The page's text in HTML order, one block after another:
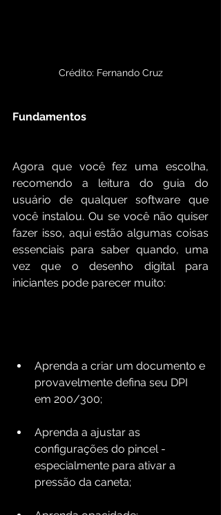
Crédito: Fernando Cruz
Fundamentos
Agora que você fez uma escolha,
recomendo a leitura do guia do
usuário de qualquer software que
você instalou. Ou se você não quiser
fazer isso, aqui estão algumas coisas
essenciais para saber quando, uma
vez que o desenho digital para
iniciantes pode parecer muito:
Aprenda a criar um documento e
provavelmente defina seu DPI
em 200/300;
Aprenda a ajustar as
configurações do pincel -
especialmente para ativar a
pressão da caneta;